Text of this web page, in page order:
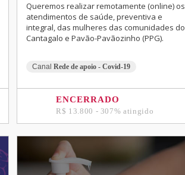
Queremos realizar remotamente (online) os
atendimentos de saúde, preventiva e
integral, das mulheres das comunidades do
Cantagalo e Pavão-Pavãozinho (PPG).
Canal Rede de apoio - Covid-19
ENCERRADO
R$ 13.800 - 307% atingido